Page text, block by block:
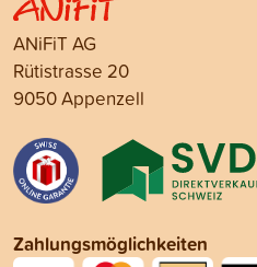
ANiFiT AG
Rütistrasse 20
9050 Appenzell
Zahlungsmöglichkeiten